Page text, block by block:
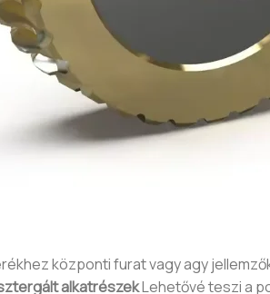
központi furat vagy agy
alkatrészekLehetővé teszi a